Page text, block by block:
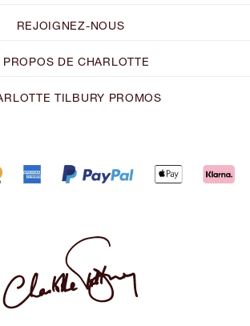
REJOIGNEZ-NOUS
PROPOS DE CHARLOTTE
TILBURY PROMOS